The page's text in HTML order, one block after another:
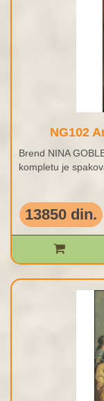
NG102
Brend NINA
kompletu je
13850 din.